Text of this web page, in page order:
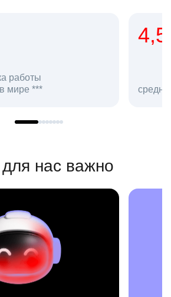
средняя оценка hh.ru как
нас важно